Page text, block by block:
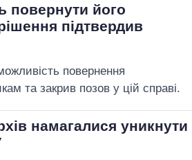
повернути його
підтвердив
повернення
та закрив позов у цій справі.
намагалися уникнути